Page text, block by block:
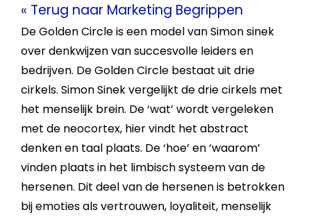
« Terug naar Marketing Begrippen
DeGolden Circleis een model van Simon sinek
over denkwijzen van succesvolle leiders en
bedrijven. DeGolden Circlebestaat uit drie
cirkels. Simon Sinek vergelijkt de drie cirkels met
het menselijk brein. De ‘wat’ wordt vergeleken
met de neocortex, hier vindt het abstract
denken en taal plaats. De ‘hoe’ en ‘waarom’
vinden plaats in het limbisch systeem van de
hersenen. Dit deel van de hersenen is betrokken
bij emoties als vertrouwen, loyaliteit, menselijk